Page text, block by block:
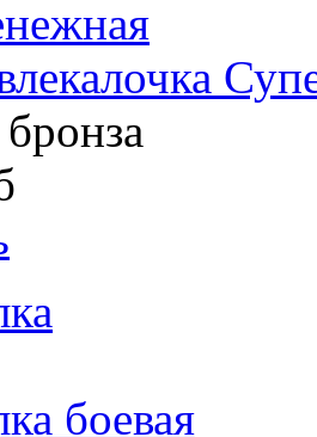
боевая